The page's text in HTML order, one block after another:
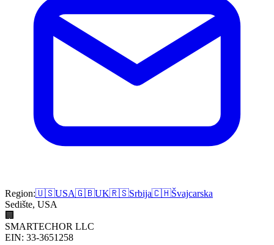
Region:🇺🇸USA🇬🇧UK🇷🇸Srbija🇨🇭Švajcarska
Sedište, USA
🏢
SMARTECHOR LLC
EIN: 33-3651258